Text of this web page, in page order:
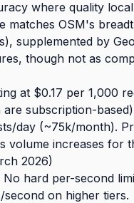
where quality
matches OSM's
supplemented by
though not as
at $0.17 per 1,000
subscription-
day (~75k/month).
volume increases for
2026)
No hard per-second
second on higher tiers.